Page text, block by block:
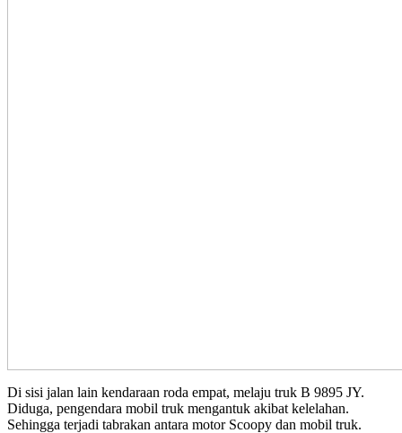
Di sisi jalan lain kendaraan roda empat, melaju truk B 9895 JY.
Diduga, pengendara mobil truk mengantuk akibat kelelahan.
Sehingga terjadi tabrakan antara motor Scoopy dan mobil truk.